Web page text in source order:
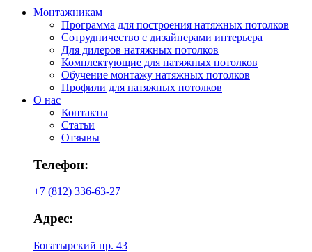
Монтажникам
Программа для построения натяжных потолков
Сотрудничество с дизайнерами интерьера
Для дилеров натяжных потолков
Комплектующие для натяжных потолков
Обучение монтажу натяжных потолков
Профили для натяжных потолков
О нас
Контакты
Статьи
Отзывы
Телефон:
+7 (812) 336-63-27
Адрес:
Богатырский пр. 43